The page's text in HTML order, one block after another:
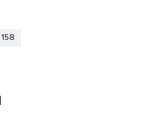
158